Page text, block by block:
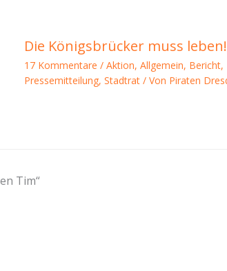
Die Königsbrücker muss leben!
17 Kommentare / Aktion, Allgemein, Bericht,
Pressemitteilung, Stadtrat/ Von Piraten
Tim“